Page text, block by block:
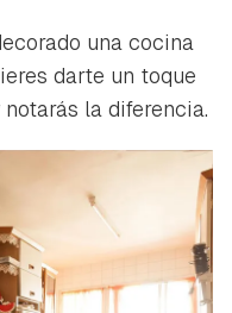
una cocina
darte un toque
notarás la diferencia.